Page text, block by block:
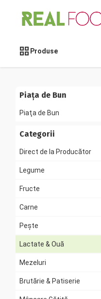
Produse
Piața de Bun
Piaţa de Bun
Categorii
Direct de la Producător
Legume
Fructe
Carne
Pește
Lactate & Ouă
Toate
Ouă
Mezeluri
Brutărie & Patiserie